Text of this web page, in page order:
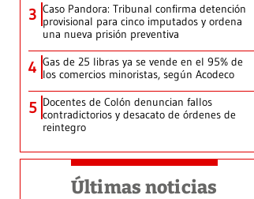
3 Caso Pandora: Tribunal confirma detención
provisional para cinco imputados y ordena
una nueva prisión preventiva
4 Gas de 25 libras ya se vende en el 95% de
los comercios minoristas, según Acodeco
5 Docentes de Colón denuncian fallos
contradictorios y desacato de órdenes de
reintegro
Últimas noticias